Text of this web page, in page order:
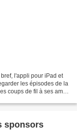
l'appli pour iPad et
les épisodes de la
coups de fil à ses amis.
sponsors